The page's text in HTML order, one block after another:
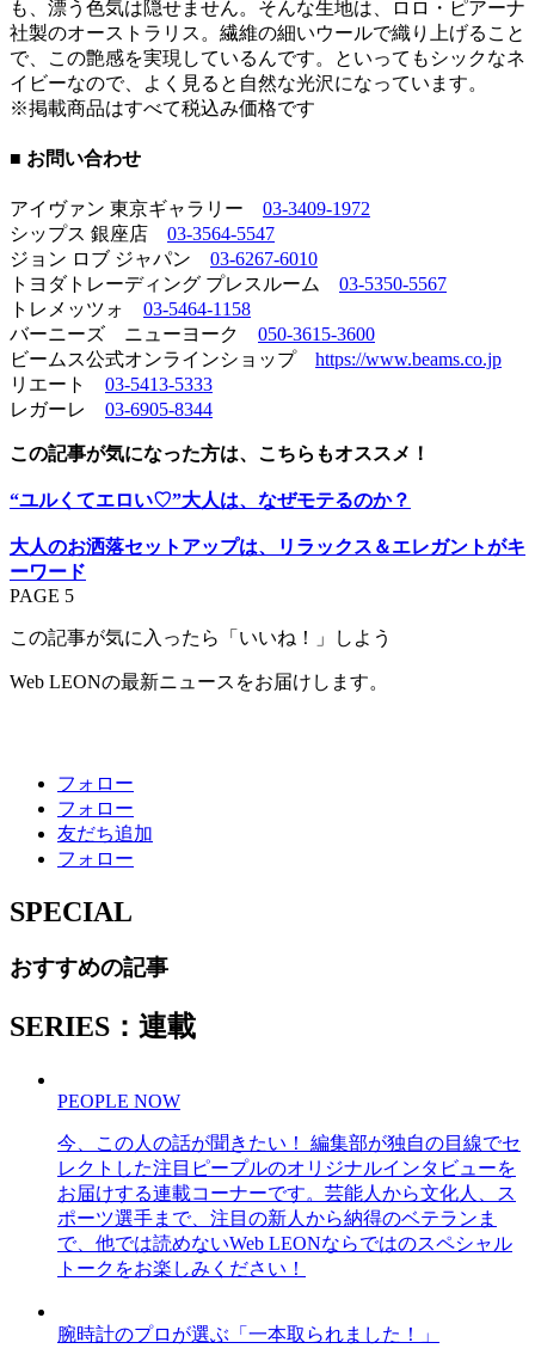
も、漂う色気は隠せません。そんな生地は、ロロ・ピアーナ
社製のオーストラリス。繊維の細いウールで織り上げること
で、この艶感を実現しているんです。といってもシックなネ
イビーなので、よく見ると自然な光沢になっています。
※掲載商品はすべて税込み価格です
■ お問い合わせ
アイヴァン 東京ギャラリー 03-3409-1972
シップス 銀座店 03-3564-5547
ジョン ロブ ジャパン 03-6267-6010
トヨダトレーディング プレスルーム 03-5350-5567
トレメッツォ 03-5464-1158
バーニーズ ニューヨーク 050-3615-3600
ビームス公式オンラインショップ https://www.beams.co.jp
リエート 03-5413-5333
レガーレ 03-6905-8344
この記事が気になった方は、こちらもオススメ！
“ユルくてエロい♡”大人は、なぜモテるのか？
大人のお洒落セットアップは、リラックス＆エレガントがキ
ーワード
PAGE 5
この記事が気に入ったら「いいね！」しよう
Web LEONの最新ニュースをお届けします。
フォロー
フォロー
友だち追加
フォロー
SPECIAL
おすすめの記事
SERIES：連載
PEOPLE NOW
今、この人の話が聞きたい！ 編集部が独自の目線でセ
レクトした注目ピープルのオリジナルインタビューを
お届けする連載コーナーです。芸能人から文化人、ス
ポーツ選手まで、注目の新人から納得のベテランま
で、他では読めないWeb LEONならではのスペシャル
トークをお楽しみください！
腕時計のプロが選ぶ「一本取られました！」